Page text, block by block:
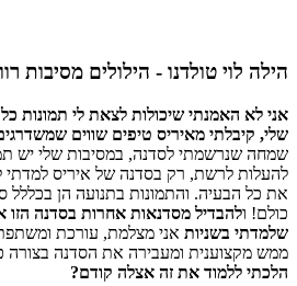
הילה לוי טולדנו - הילולים מסיבות
אני לא האמנתי שיכולות לצאת לי תמונות
שלי, קיבלתי מאיריס טיפים שווים
שמחה שנרשמתי לסדנה, במסיבות שלי יש
להעלות לרשת, רק בסדנה של איריס למדתי
את כל הבעיה. והתמונות בתנועה הן בכללל
כולם! ולהבדיל מסדנאות אחרות בסדנה
שלמדתי בשניות אני מצלמת, עורכת
ממש מקצוענית ומעבירה את הסדנה בצורה
הלכתי ללמוד את זה אצלה קודם?